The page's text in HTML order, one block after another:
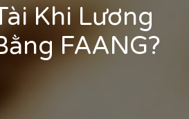
Khi Lương
FAANG?